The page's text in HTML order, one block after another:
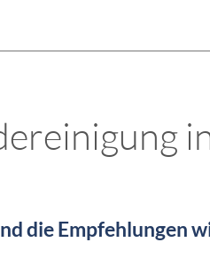
die Empfehlungen